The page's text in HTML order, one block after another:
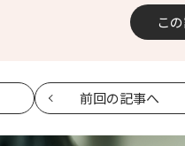
こ
前回の記事へ